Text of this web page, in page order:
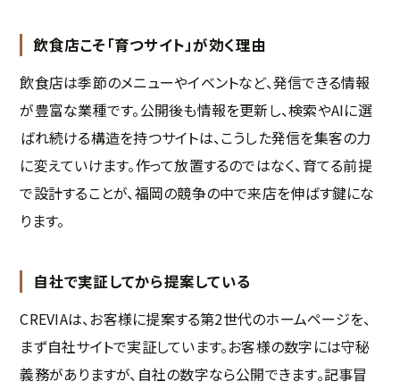
飲食店こそ「育つサイト」が効く理由
飲食店は季節のメニューやイベントなど、発信できる情報
が豊富な業種です。公開後も情報を更新し、検索やAIに選
ばれ続ける構造を持つサイトは、こうした発信を集客の力
に変えていけます。作って放置するのではなく、育てる前提
で設計することが、福岡の競争の中で来店を伸ばす鍵にな
ります。
自社で実証してから提案している
CREVIAは、お客様に提案する第2世代のホームページを、
まず自社サイトで実証しています。お客様の数字には守秘
義務がありますが、自社の数字なら公開できます。記事冒